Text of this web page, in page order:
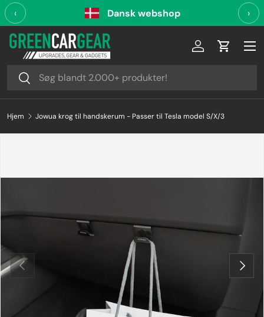
Videre til indhold
‹ Dansk webshop ›
Søg
Søg
Log ind
Hjem Jowua krog til handskerum - Passer til Tesla model S/X/3
Forrige Næste